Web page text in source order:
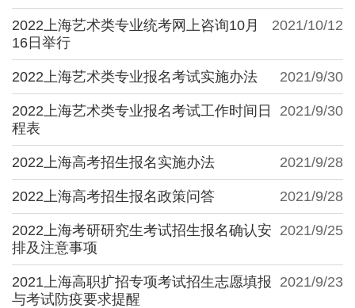
2021/10/12
2022上海艺术类专业统考网上咨询10月
16日举行
2021/9/30
2022上海艺术类专业报名考试实施办法
2021/9/30
2022上海艺术类专业报名考试工作时间日
程表
2021/9/28
2022上海高考招生报名实施办法
2021/9/28
2022上海高考招生报名政策问答
2021/9/25
2022上海考研研究生考试招生报名确认安
排及注意事项
2021/9/23
2021上海高职扩招专项考试招生志愿填报
与考试防疫要求提醒